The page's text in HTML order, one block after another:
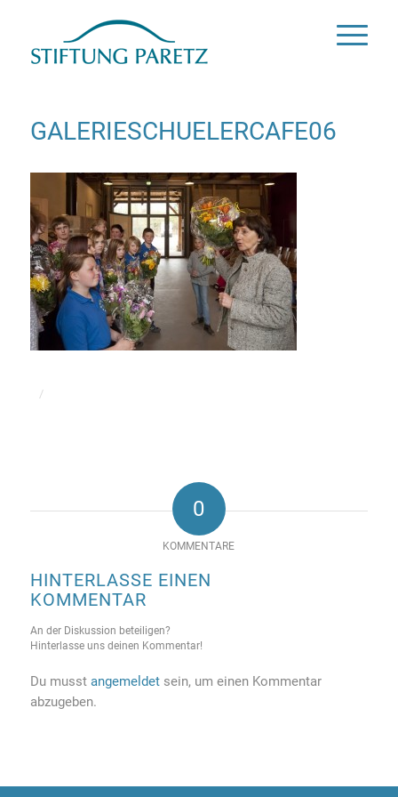
GALERIESCHUELERCAFE06
/
0
KOMMENTARE
HINTERLASSE EINEN
KOMMENTAR
An der Diskussion beteiligen?
Hinterlasse uns deinen Kommentar!
Du musst angemeldetsein, um einen Kommentar
abzugeben.